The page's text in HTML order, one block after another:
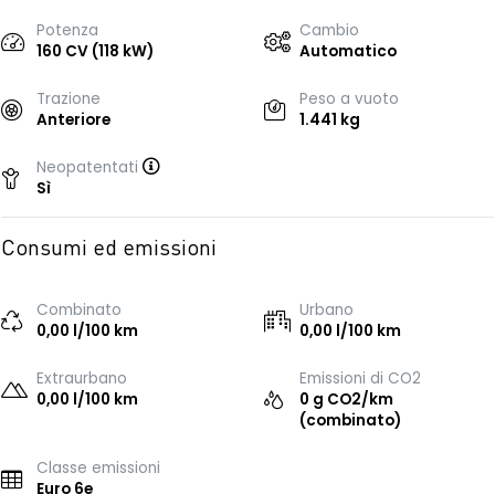
Potenza
160 CV (118 kW)
Cambio
Automatico
Trazione
Anteriore
Peso a vuoto
1.441 kg
Neopatentati
Sì
Consumi ed emissioni
Combinato
0,00 l/100 km
Urbano
0,00 l/100 km
Extraurbano
0,00 l/100 km
Emissioni di CO2
0 g CO2/km
(combinato)
Classe emissioni
Euro 6e